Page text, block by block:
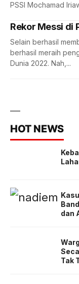
PSSI Mochamad
Rekor Messi di
Selain berhasil
berhasil meraih
Dunia 2022. Nah,...
HOT NEWS
dan
Tak